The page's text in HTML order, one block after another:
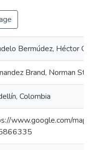
Bermúdez, Héctor
Brand, Norman
Colombia
www.google.com/